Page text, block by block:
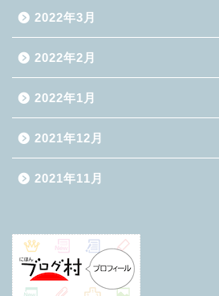
2022年3月
2022年2月
2022年1月
2021年12月
2021年11月